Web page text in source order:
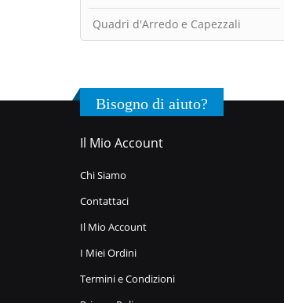
Quadri d'Arredo e Capezzali
Bisogno di aiuto?
Il Mio Account
Chi Siamo
Contattaci
Il Mio Account
I Miei Ordini
Termini e Condizioni